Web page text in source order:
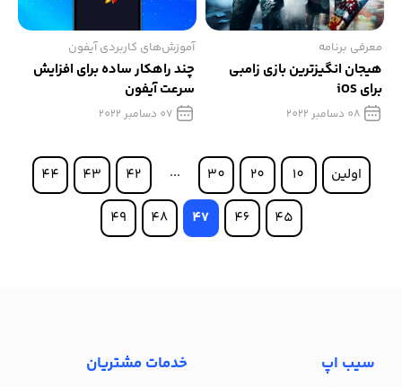
معرفی برنامه
هیجان انگیزترین بازی زامبی
برای iOS
08 دسامبر 2022
آموزش‌های کاربردی آیفون
چند راهکار ساده برای افزایش
سرعت آیفون
07 دسامبر 2022
اولین 10
20
30
42
43
44
45
46
47
48
49
سیب اپ خدمات مشتریان